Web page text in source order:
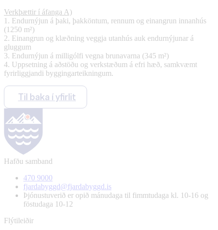
Verkþættir í áfanga A)
1. Endurnýjun á þaki, þakköntum, rennum og einangrun innanhús
(1250 m²)
2. Einangrun og klæðning veggja utanhús auk endurnýjunar á
gluggum
3. Endurnýjun á milligólfi vegna brunavarna (345 m²)
4. Uppsetning á aðstöðu og verkstæðum á efri hæð, samkvæmt
fyrirliggjandi byggingarteikningum.
Til baka í yfirlit
Hafðu samband
470 9000
fjardabyggd@fjardabyggd.is
Þjónustuverið er opið mánudaga til fimmtudaga kl. 10-16 og
föstudaga 10-12
Flýtileiðir